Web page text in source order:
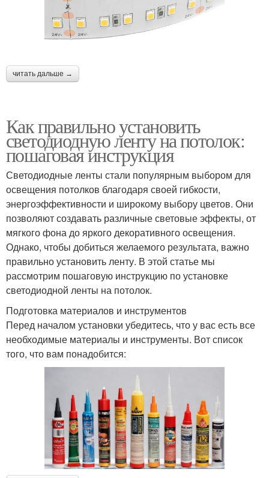
читать дальше →
Как правильно установить
светодиодную ленту на потолок:
пошаговая инструкция
Светодиодные ленты стали популярным выбором для
освещения потолков благодаря своей гибкости,
энергоэффективности и широкому выбору цветов. Они
позволяют создавать различные световые эффекты, от
мягкого фона до яркого декоративного освещения.
Однако, чтобы добиться желаемого результата, важно
правильно установить ленту. В этой статье мы
рассмотрим пошаговую инструкцию по установке
светодиодной ленты на потолок.
Подготовка материалов и инструментов
Перед началом установки убедитесь, что у вас есть все
необходимые материалы и инструменты. Вот список
того, что вам понадобится: